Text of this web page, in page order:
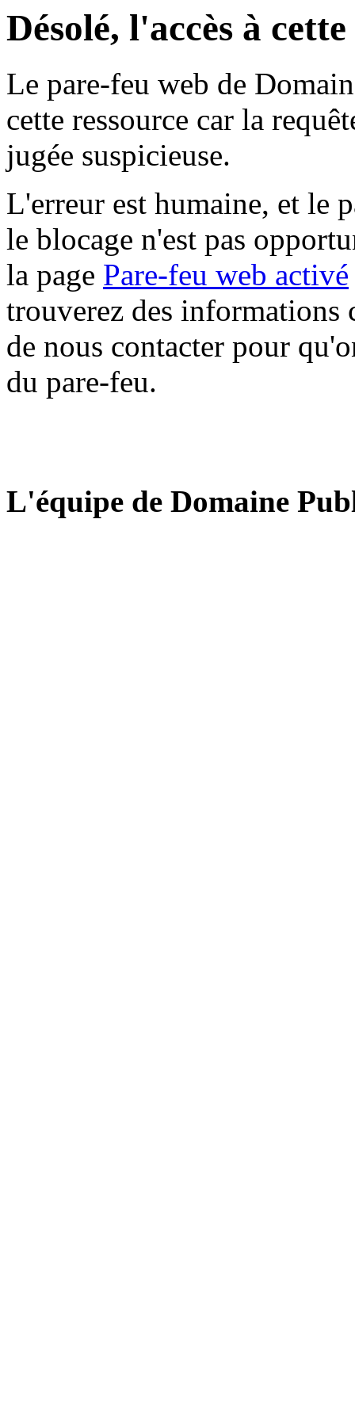
Désolé, l'accès à
Le pare-feu web de
cette ressource car la
jugée suspicieuse.
L'erreur est humaine, et le
le blocage n'est pas
la page Pare-feu web activé
trouverez des informations
de nous contacter pour
du pare-feu.
L'équipe de Domaine